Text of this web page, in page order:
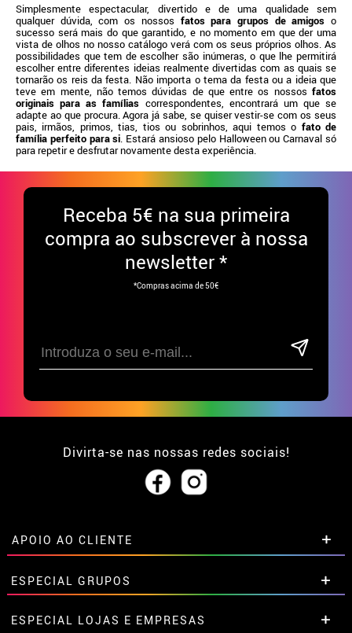
Simplesmente espectacular, divertido e de uma qualidade sem
qualquer dúvida, com os nossos fatos para grupos de amigos o
sucesso será mais do que garantido, e no momento em que der uma
vista de olhos no nosso catálogo verá com os seus próprios olhos. As
possibilidades que tem de escolher são inúmeras, o que lhe permitirá
escolher entre diferentes ideias realmente divertidas com as quais se
tornarão os reis da festa. Não importa o tema da festa ou a ideia que
teve em mente, não temos dúvidas de que entre os nossos fatos
originais para as famílias correspondentes, encontrará um que se
adapte ao que procura. Agora já sabe, se quiser vestir-se com os seus
pais, irmãos, primos, tias, tios ou sobrinhos, aqui temos o fato de
família perfeito para si . Estará ansioso pelo Halloween ou Carnaval só
para repetir e desfrutar novamente desta experiência.
Receba 5€ na sua primeira
compra ao subscrever à nossa
newsletter *
*Compras acima de 50€
Divirta-se nas nossas redes sociais!
APOIO AO CLIENTE
• Sobre nós
• Condições de venda
• Aviso legal ePrivacidade
ESPECIAL GRUPOS
Descontos especiais para grupos.
ESPECIAL LOJAS E EMPRESAS